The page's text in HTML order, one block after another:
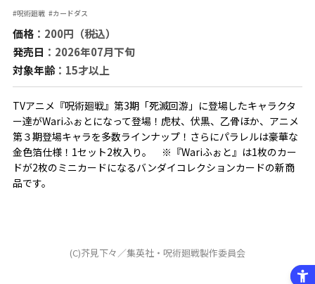
#呪術廻戦 #カードダス
価格：200円（税込）
発売日 ：2026年07月下旬
対象年齢：15才以上
TVアニメ『呪術廻戦』第3期「死滅回游」に登場したキャラクタ
ー達がWariふぉとになって登場！虎杖、伏黒、乙骨ほか、アニメ
第３期登場キャラを多数ラインナップ！さらにパラレルは豪華な
金色箔仕様！1セット2枚入り。 ※『Wariふぉと』は1枚のカー
ドが2枚のミニカードになるバンダイコレクションカードの新商
品です。
(C)芥見下々／集英社・呪術廻戦製作委員会